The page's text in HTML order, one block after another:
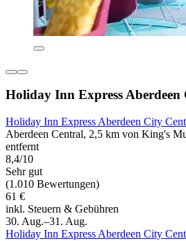
Holiday Inn Express
Holiday Inn Express Aberdeen City
Aberdeen Central, 2,5 km von King's
entfernt
8,4/10
Sehr gut
(1.010 Bewertungen)
61 €
inkl. Steuern & Gebühren
30. Aug.–31. Aug.
Holiday Inn Express Aberdeen City